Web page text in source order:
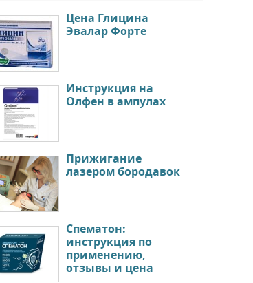
Цена Глицина
Эвалар Форте
Инструкция на
Олфен в ампулах
Прижигание
лазером бородавок
Спематон:
инструкция по
применению,
отзывы и цена